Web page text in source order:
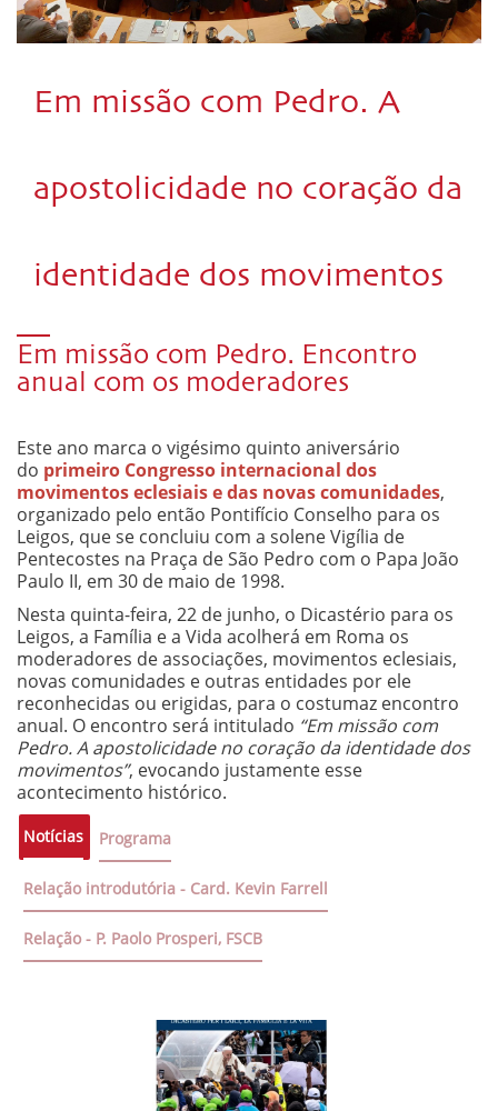
Em missão com Pedro. A
apostolicidade no coração da
identidade dos movimentos
Em missão com Pedro. Encontro
anual com os moderadores
Este ano marca o vigésimo quinto aniversário
do primeiro Congresso internacional dos
movimentos eclesiais e das novas comunidades,
organizado pelo então Pontifício Conselho para os
Leigos, que se concluiu com a solene Vigília de
Pentecostes na Praça de São Pedro com o Papa João
Paulo II, em 30 de maio de 1998.
Nesta quinta-feira, 22 de junho, o Dicastério para os
Leigos, a Família e a Vida acolherá em Roma os
moderadores de associações, movimentos eclesiais,
novas comunidades e outras entidades por ele
reconhecidas ou erigidas, para o costumaz encontro
anual. O encontro será intitulado “Em missão com
Pedro. A apostolicidade no coração da identidade dos
movimentos”, evocando justamente esse
acontecimento histórico.
Notícias Programa
Relação introdutória - Card. Kevin Farrell
Relação - P. Paolo Prosperi, FSCB